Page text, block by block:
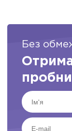
Без